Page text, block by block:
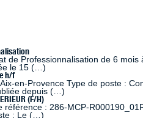
de Professionnalisation de 6
le 15 (…)
h/f
en-Provence Type de poste :
depuis (…)
(F/H)
: 286-MCP-
: Le (…)